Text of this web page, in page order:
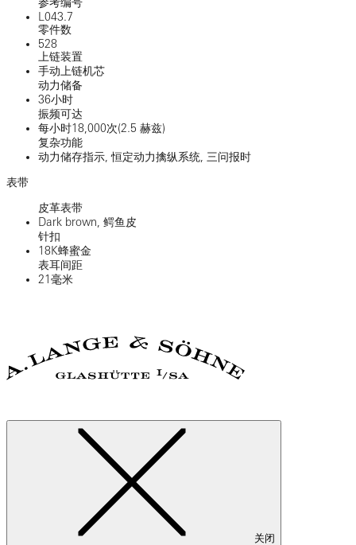
L043.7
零件数
528
上链装置
手动上链机芯
动力储备
36小时
振频可达
每小时18,000次(2.5 赫兹)
复杂功能
动力储存指示, 恒定动力擒纵系统, 三问报时
表带
皮革表带
Dark brown, 鳄鱼皮
针扣
18K蜂蜜金
表耳间距
21毫米
关闭